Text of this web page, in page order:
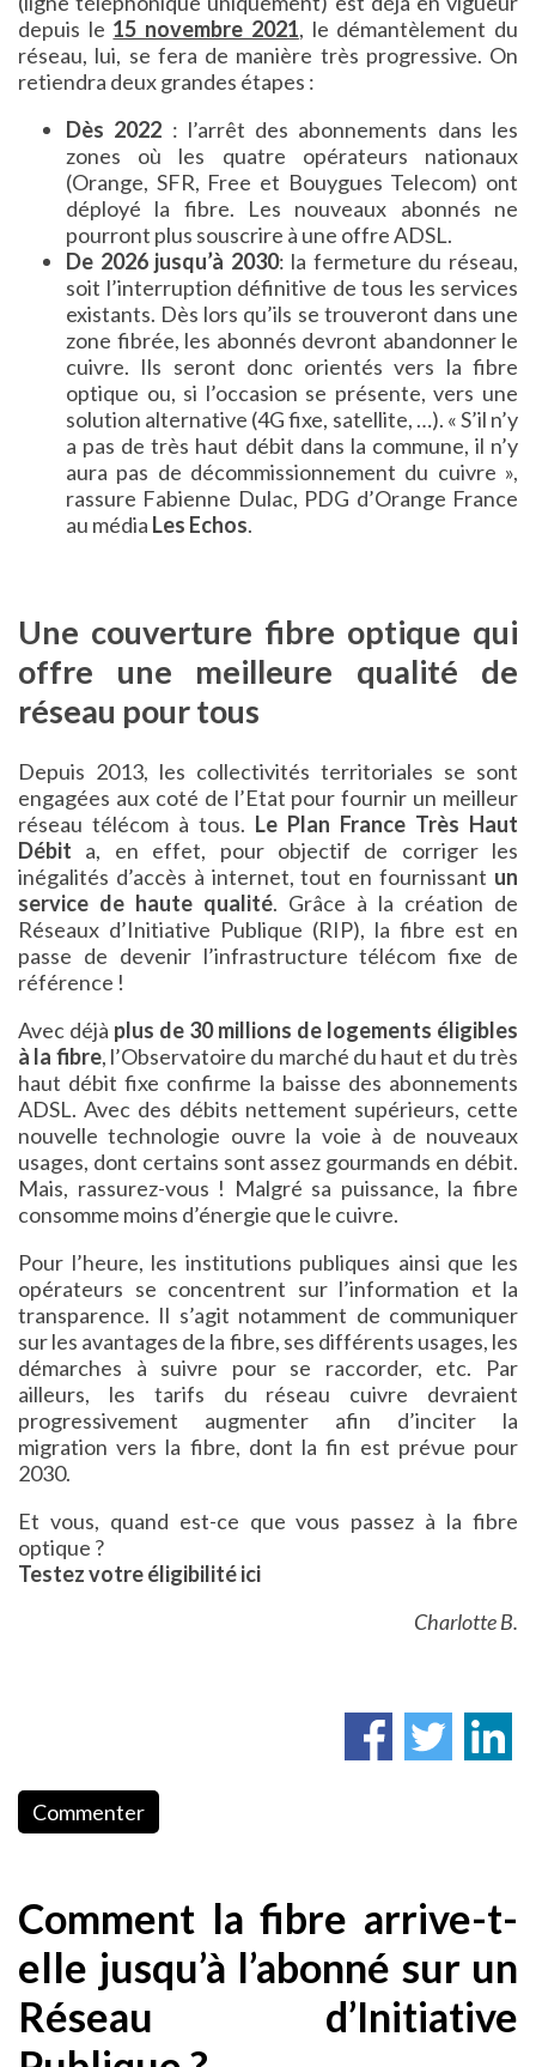
depuis le 15 novembre 2021, le démantèlement du
réseau, lui, se fera de manière très progressive. On
retiendra deux grandes étapes :
Dès 2022 : l’arrêt des abonnements dans les
zones où les quatre opérateurs nationaux
(Orange, SFR, Free et Bouygues Telecom) ont
déployé la fibre. Les nouveaux abonnés ne
pourront plus souscrire à une offre ADSL.
De 2026 jusqu’à 2030: la fermeture du réseau,
soit l’interruption définitive de tous les services
existants. Dès lors qu’ils se trouveront dans une
zone fibrée, les abonnés devront abandonner le
cuivre. Ils seront donc orientés vers la fibre
optique ou, si l’occasion se présente, vers une
solution alternative (4G fixe, satellite, …). « S’il n’y
a pas de très haut débit dans la commune, il n’y
aura pas de décommissionnement du cuivre »,
rassure Fabienne Dulac, PDG d’Orange France
au média Les Echos.
Une couverture fibre optique qui
offre une meilleure qualité de
réseau pour tous
Depuis 2013, les collectivités territoriales se sont
engagées aux coté de l’Etat pour fournir un meilleur
réseau télécom à tous. Le Plan France Très Haut
Débit a, en effet, pour objectif de corriger les
inégalités d’accès à internet, tout en fournissant un
service de haute qualité. Grâce à la création de
Réseaux d’Initiative Publique (RIP), la fibre est en
passe de devenir l’infrastructure télécom fixe de
référence !
Avec déjà plus de 30 millions de logements éligibles
à la fibre, l’Observatoire du marché du haut et du très
haut débit fixe confirme la baisse des abonnements
ADSL. Avec des débits nettement supérieurs, cette
nouvelle technologie ouvre la voie à de nouveaux
usages, dont certains sont assez gourmands en débit.
Mais, rassurez-vous ! Malgré sa puissance, la fibre
consomme moins d’énergie que le cuivre.
Pour l’heure, les institutions publiques ainsi que les
opérateurs se concentrent sur l’information et la
transparence. Il s’agit notamment de communiquer
sur les avantages de la fibre, ses différents usages, les
démarches à suivre pour se raccorder, etc. Par
ailleurs, les tarifs du réseau cuivre devraient
progressivement augmenter afin d’inciter la
migration vers la fibre, dont la fin est prévue pour
2030.
Et vous, quand est-ce que vous passez à la fibre
optique ?
Testez votre éligibilité ici
Charlotte B.
Commenter
Comment la fibre arrive-t-
elle jusqu’à l’abonné sur un
Réseau d’Initiative